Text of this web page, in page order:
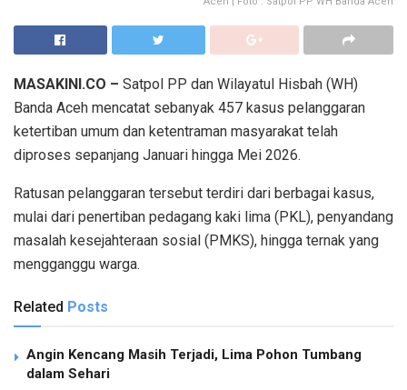
MASAKINI.CO – Satpol PP dan Wilayatul Hisbah (WH)
Banda Aceh mencatat sebanyak 457 kasus pelanggaran
ketertiban umum dan ketentraman masyarakat telah
diproses sepanjang Januari hingga Mei 2026.
Ratusan pelanggaran tersebut terdiri dari berbagai kasus,
mulai dari penertiban pedagang kaki lima (PKL), penyandang
masalah kesejahteraan sosial (PMKS), hingga ternak yang
mengganggu warga.
Related Posts
Angin Kencang Masih Terjadi, Lima Pohon Tumbang
dalam Sehari